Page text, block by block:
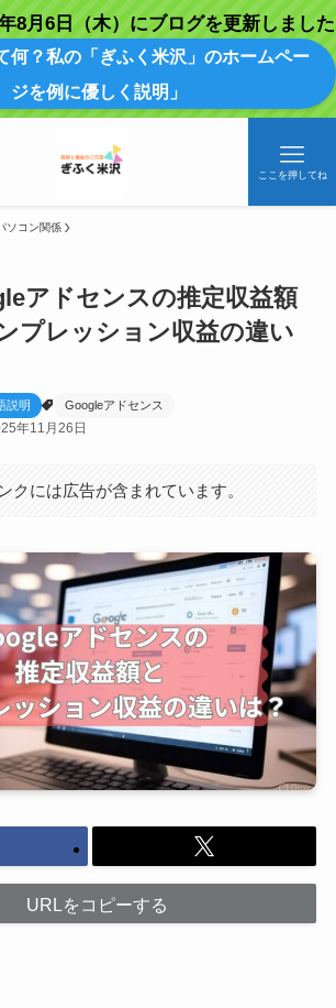
8月6日（木）にブログを更新しました
何？私の「ぎふく米沢」のホームペー
ジを例に優しく説明」
ここを押してね
ソコン関係
アドセンスの推定収益額
プレッション収益の違い
説明 Googleアドセンス
年11月26日
クには広告が含まれています。
URLをコピーする